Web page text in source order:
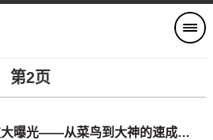
第2页
抖音面粉小游戏必杀技大曝光——从菜鸟到大神的速成之路